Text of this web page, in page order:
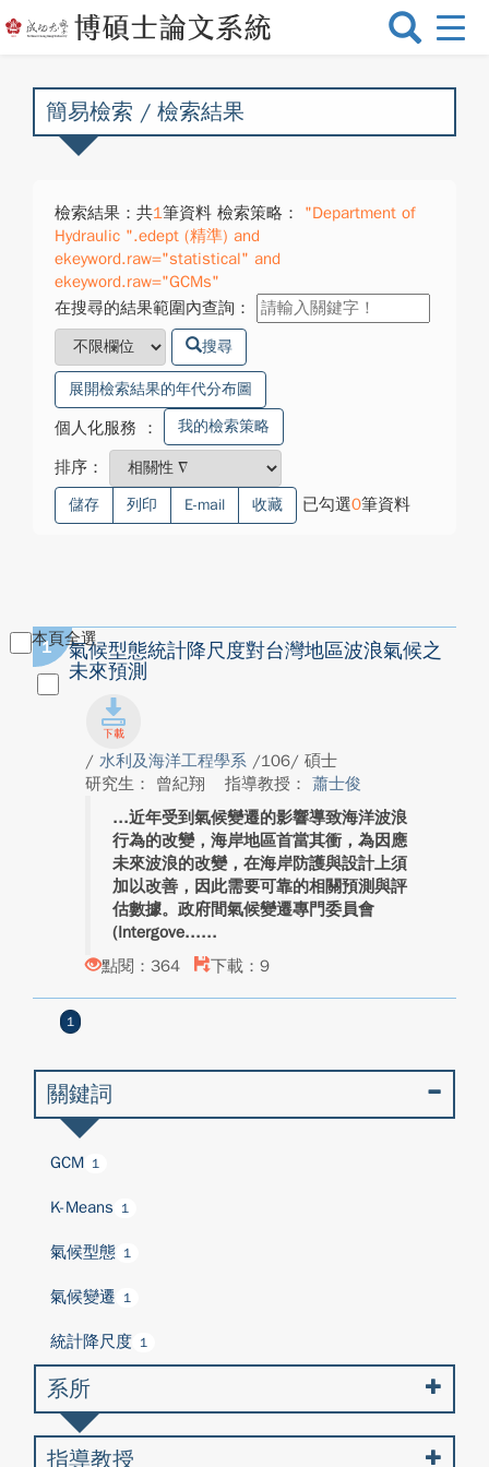
選
換
簡易檢索 / 檢索結果
檢索結果：共1筆資料 檢索策略：
"Department of
Hydraulic ".edept (精準) and
ekeyword.raw="statistical" and
ekeyword.raw="GCMs"
在搜尋的結果範圍內查詢：
搜尋
展開檢索結果的年代分布圖
個人化服務 ： 我的檢索策略
排序：
儲存 列印 E-mail 收藏 已勾選0筆資料
本頁全選
1
氣候型態統計降尺度對台灣地區波浪氣候之
未來預測
/ 水利及海洋工程學系 /106/ 碩士
研究生： 曾紀翔
指導教授： 蕭士俊
近年受到氣候變遷的影響導致海洋波浪
行為的改變，海岸地區首當其衝，為因應
未來波浪的改變，在海岸防護與設計上須
加以改善，因此需要可靠的相關預測與評
估數據。政府間氣候變遷專門委員會
(Intergove...
點閱：364
下載：9
1
關鍵詞
GCM 1
K-Means 1
氣候型態 1
氣候變遷 1
統計降尺度 1
系所
指導教授